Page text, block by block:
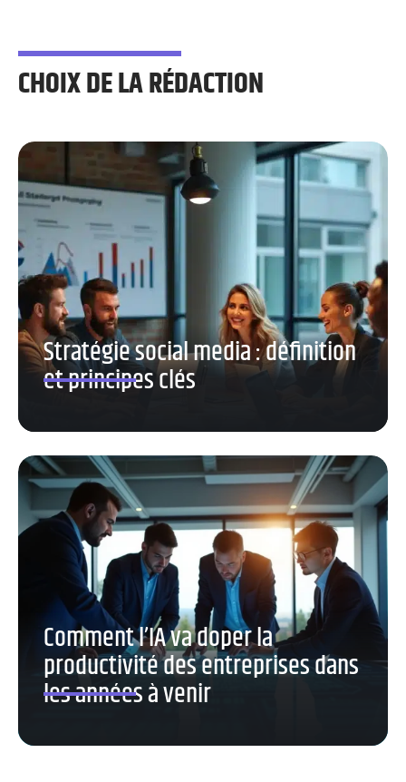
CHOIX DE LA RÉDACTION
Stratégie social media : définition
et principes clés
Comment l’IA va doper la
productivité des entreprises dans
les années à venir